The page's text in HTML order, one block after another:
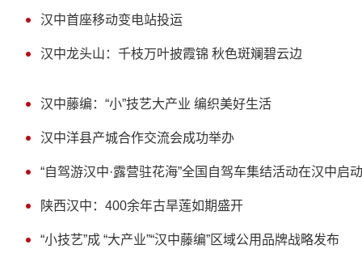
汉中首座移动变电站投运
汉中龙头山：千枝万叶披霞锦 秋色斑斓碧云边
汉中藤编：“小”技艺大产业 编织美好生活
汉中洋县产城合作交流会成功举办
“自驾游汉中·露营驻花海”全国自驾车集结活动在汉中启动
陕西汉中：400余年古旱莲如期盛开
“小技艺”成 “大产业”“汉中藤编”区域公用品牌战略发布